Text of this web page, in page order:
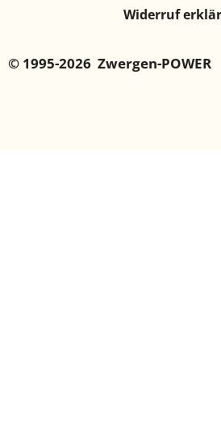
Widerruf
© 1995-2026 Zwergen-POWER